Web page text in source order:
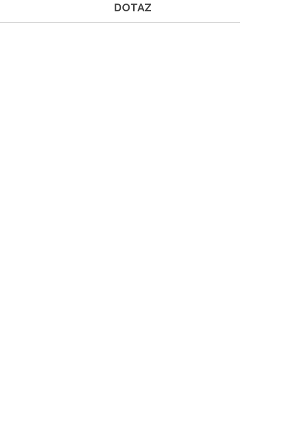
DOTAZ